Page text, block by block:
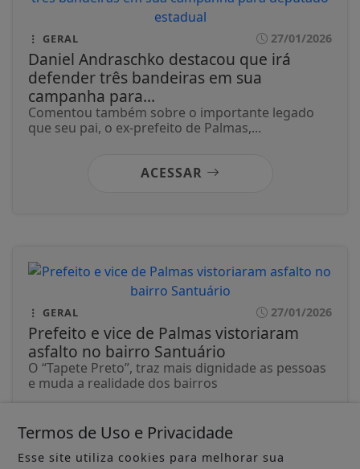
GERAL 27/01/2026
Daniel Andraschko destacou que irá
defender três bandeiras em sua
campanha para...
Comentou também sobre o importante legado
que seu pai, o ex-prefeito de Palmas,...
ACESSAR
GERAL 27/01/2026
Prefeito e vice de Palmas vistoriaram
asfalto no bairro Santuário
O “Tapete Preto”, traz mais dignidade as pessoas
e muda a realidade dos bairros
ACESSAR
Termos de Uso e Privacidade
Esse site utiliza cookies para melhorar sua